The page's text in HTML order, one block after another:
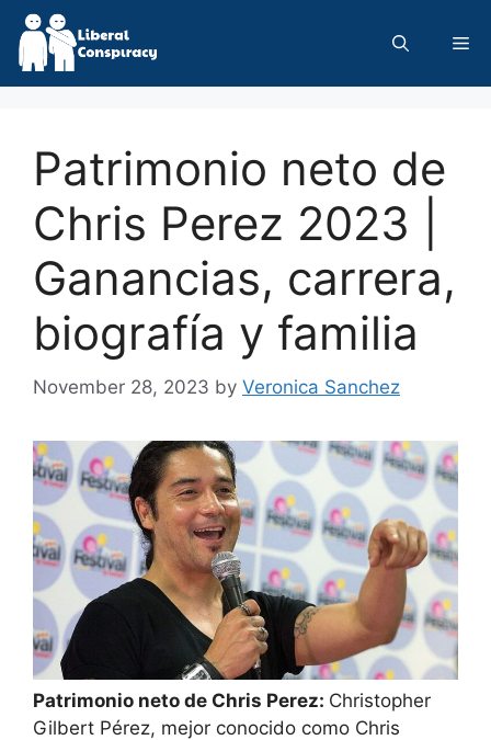
Skip
content
Patrimonio neto de
Chris Perez 2023 |
Ganancias, carrera,
biografía y familia
November 28, 2023 by Veronica Sanchez
Patrimonio neto de Chris Perez: Christopher
Gilbert Pérez, mejor conocido como Chris